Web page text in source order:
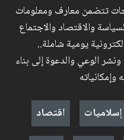
تتضمن معارف ومعلومات
والاقتصاد والاجتماع
يومية شاملة..
الوعي والدعوة إلى بناء
وإمكانياته
إسلاميات اقتصاد